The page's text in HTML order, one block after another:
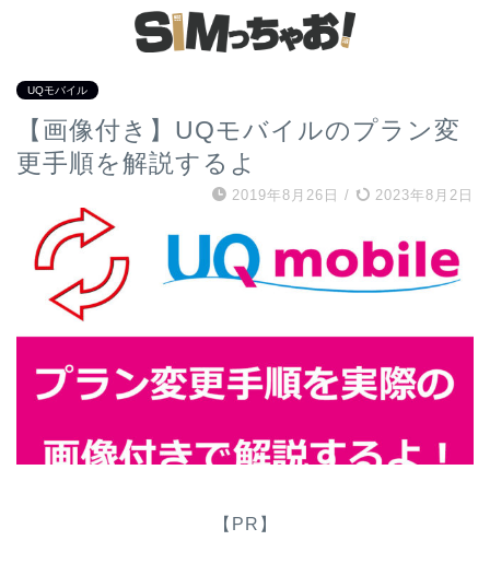
UQモバイル
【画像付き】UQモバイルのプラン変
更手順を解説するよ
2019年8月26日 / 2023年8月2日
【PR】